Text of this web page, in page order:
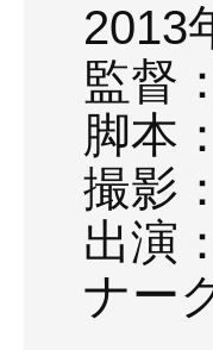
2013
監督
脚本
撮影
出演
ナー